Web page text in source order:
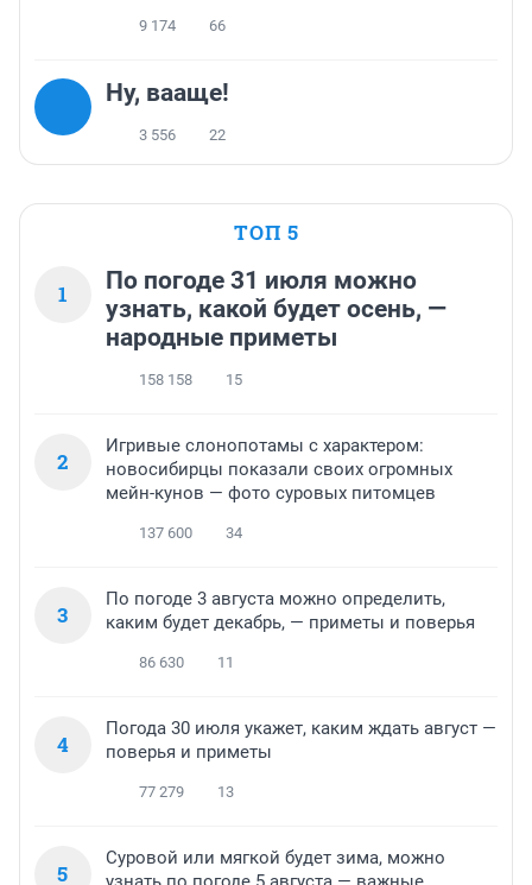
9 174 66
Ну, вааще!
3 556 22
ТОП 5
1
По погоде 31 июля можно
узнать, какой будет осень, —
народные приметы
158 158 15
2
Игривые слонопотамы с характером:
новосибирцы показали своих огромных
мейн-кунов — фото суровых питомцев
137 600 34
3
По погоде 3 августа можно определить,
каким будет декабрь, — приметы и поверья
86 630 11
4
Погода 30 июля укажет, каким ждать август —
поверья и приметы
77 279 13
5
Суровой или мягкой будет зима, можно